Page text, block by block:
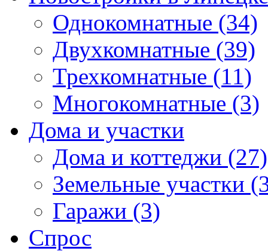
Однокомнатные (34)
Двухкомнатные (39)
Трехкомнатные (11)
Многокомнатные (3)
Дома и участки
Дома и коттеджи (27)
Земельные участки
Гаражи (3)
Спрос